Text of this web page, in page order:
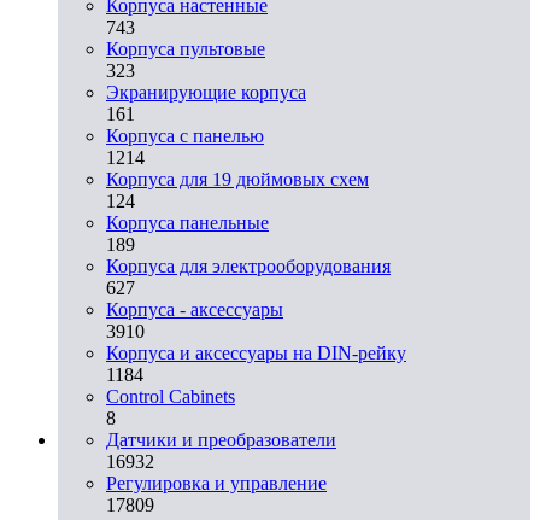
Корпуса настенные
743
Корпуса пультовые
323
Экранирующие корпуса
161
Корпуса с панелью
1214
Корпуса для 19 дюймовых схем
124
Корпуса панельные
189
Корпуса для электрооборудования
627
Корпуса - аксессуары
3910
Корпуса и аксессуары на DIN-рейку
1184
Control Cabinets
8
Датчики и преобразователи
16932
Регулировка и управление
17809